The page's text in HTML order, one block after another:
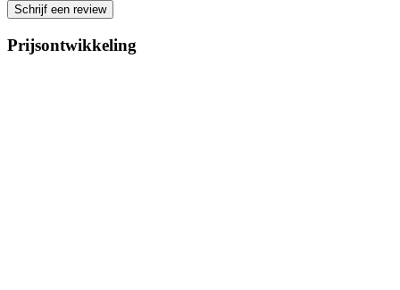
Schrijf een review
Prijsontwikkeling